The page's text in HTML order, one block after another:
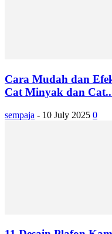
Cara Mudah dan
Cat Minyak dan
sempaja - 10 July 2025 0